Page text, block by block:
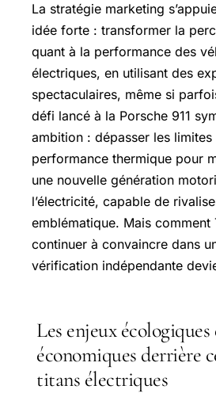
La stratégie marketing
idée forte : transformer la
quant à la performance des
électriques, en utilisant des
spectaculaires, même si
défi lancé à la Porsche 911
ambition : dépasser les limites
performance thermique pour
une nouvelle génération
l’électricité, capable de
emblématique. Mais comment
continuer à convaincre dans
vérification indépendante
Les enjeux écologiques
économiques derrière
titans électriques